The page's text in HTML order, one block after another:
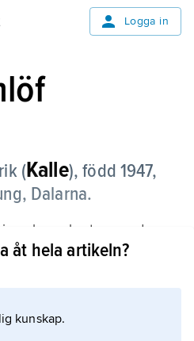
Logga in
(Kalle),född 1947,
Dalarna.
spelmanskretsar med
musiktradition.
åt hela artikeln?
kunskap.